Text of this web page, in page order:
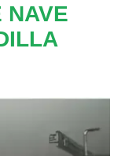
NAVE